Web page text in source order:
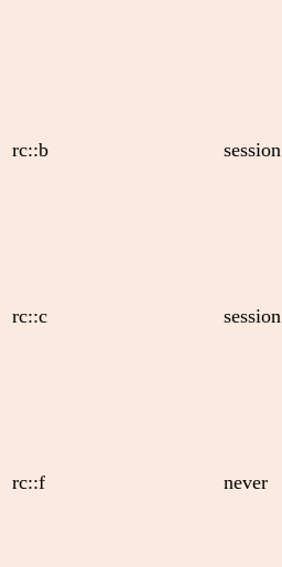
rc::b session
rc::c session
rc::f never